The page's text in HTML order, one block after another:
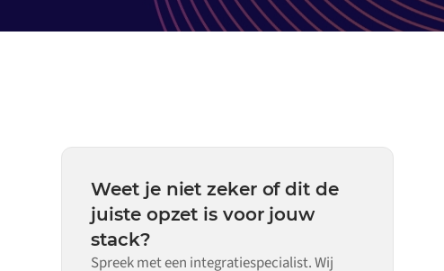
Weet je niet zeker of dit de
juiste opzet is voor jouw
stack?
Spreek met een integratiespecialist. Wij